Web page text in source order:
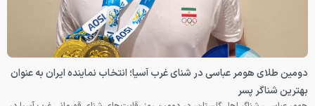
دومین طلای هومر عباسی در شنای غرب آسیا؛ انتخاب نماینده ایران به عنوان
بهترین شناگر پسر